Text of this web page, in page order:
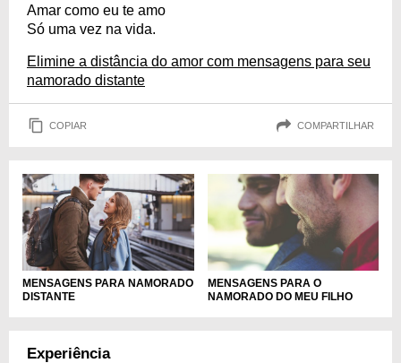
Amar como eu te amo
Só uma vez na vida.
Elimine a distância do amor com mensagens para seu
namorado distante
COPIAR COMPARTILHAR
MENSAGENS PARA NAMORADO
DISTANTE
MENSAGENS PARA O
NAMORADO DO MEU FILHO
Experiência